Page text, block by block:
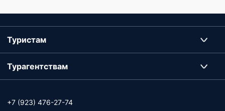
Туристам
Турагентствам
+7 (923) 476-27-74